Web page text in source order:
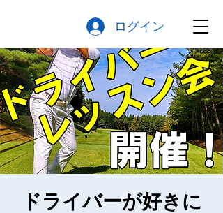
ログイン
ドライバーが好きに